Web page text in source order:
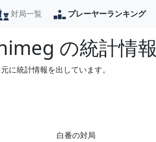
対局一覧 プレーヤーランキング
の統計情報
に統計情報を出しています。
白番の対局